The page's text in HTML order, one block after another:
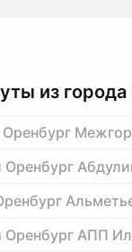
из
Оренбург
Оренбург
Оренбург АПП